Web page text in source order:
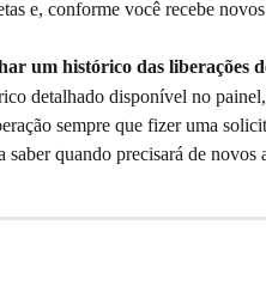
e, conforme você recebe
um histórico das liberações
detalhado disponível no
sempre que fizer uma
saber quando precisará de novos